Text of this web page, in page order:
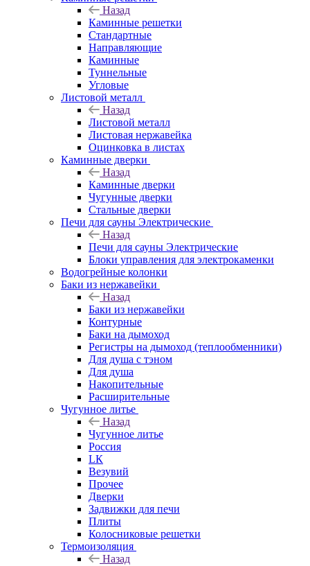
Назад
Каминные решетки
Стандартные
Направляющие
Каминные
Туннельные
Угловые
Листовой металл
Назад
Листовой металл
Листовая нержавейка
Оцинковка в листах
Каминные дверки
Назад
Каминные дверки
Чугунные дверки
Стальные дверки
Печи для сауны Электрические
Назад
Печи для сауны Электрические
Блоки управления для электрокаменки
Водогрейные колонки
Баки из нержавейки
Назад
Баки из нержавейки
Контурные
Баки на дымоход
Регистры на дымоход (теплообменники)
Для душа с тэном
Для душа
Накопительные
Расширительные
Чугунное литье
Назад
Чугунное литье
Россия
LК
Везувий
Прочее
Дверки
Задвижки для печи
Плиты
Колосниковые решетки
Термоизоляция
Назад